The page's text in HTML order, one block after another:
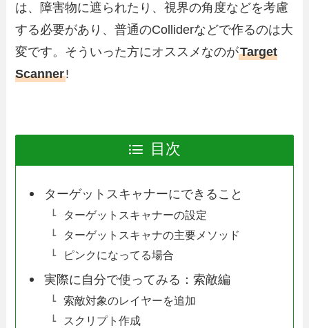
は、障害物に遮られたり、視界の角度などを考慮
する必要があり、普通のColliderなどで作るのは大
変です。そういった方にオススメなのがTarget
Scanner!
目次
ターゲットスキャナーにできること
ターゲットスキャナーの設定
ターゲットスキャナの主要メソッド
ピンクになってる場合
実際に自分で使ってみる：索敵編
索敵対象のレイヤーを追加
スクリプト作成